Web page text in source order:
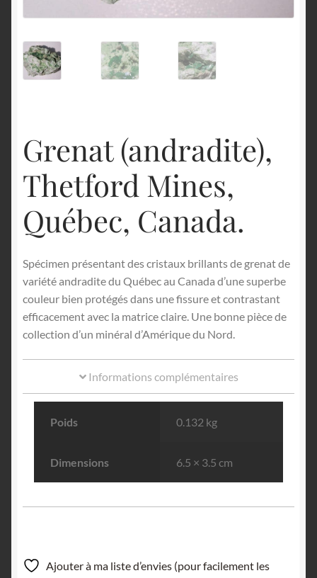
Grenat (andradite),
Thetford Mines,
Québec, Canada.
Spécimen présentant des cristaux brillants de grenat de
variété andradite du Québec au Canada d’une superbe
couleur bien protégés dans une fissure et contrastant
efficacement avec la matrice claire. Une bonne pièce de
collection d’un minéral d’Amérique du Nord.
Informations complémentaires
Poids 0.132 kg
Dimensions 6.5 × 3.5 cm
Ajouter à ma liste d’envies (pour facilement les